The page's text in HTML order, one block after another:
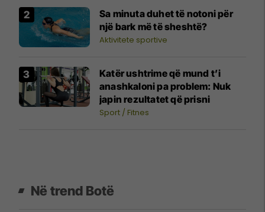
Sa minuta duhet të notoni për
një bark më të sheshtë?
Aktivitete sportive
Katër ushtrime që mund t’i
anashkaloni pa problem: Nuk
japin rezultatet që prisni
Sport / Fitnes
Në trend Botë